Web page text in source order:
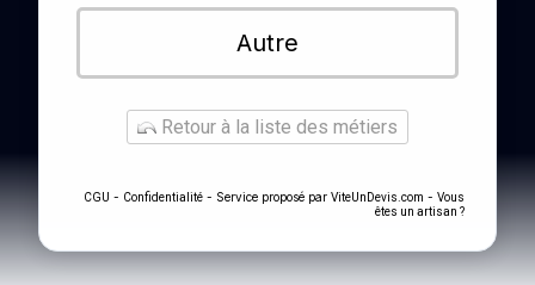
Autre
Retour à la liste des métiers
CGU - Confidentialité - Service proposé par ViteUnDevis.com - Vous
êtes un artisan ?